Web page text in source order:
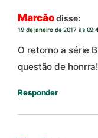
Marcãodisse:
19 de janeiro de 2017 às
O retorno a série
questão de honrra!
Responder